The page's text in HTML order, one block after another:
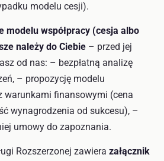
modelu cesji).
modelu współpracy (cesja albo
należy do Ciebie – przed jej
od nas: – bezpłatną analizę
– propozycję modelu
warunkami finansowymi (cena
wynagrodzenia od sukcesu), –
umowy do zapoznania.
Rozszerzonej zawiera załącznik